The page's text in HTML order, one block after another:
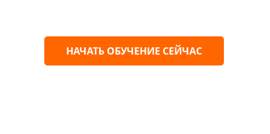
НАЧАТЬ ОБУЧЕНИЕ СЕЙЧАС